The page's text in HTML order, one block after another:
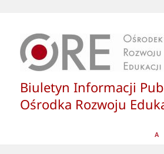
Biuletyn Informacji
Ośrodka Rozwoju
A